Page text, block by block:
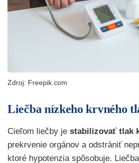
Zdroj: Freepik.com
Liečba nízkeho krvného
Cieľom liečby je stabilizovať tlak
prekrvenie orgánov a odstrániť
ktoré hypotenzia spôsobuje. Liečba